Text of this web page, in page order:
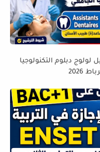
2025-2026 التسجيل لولوج دبلوم التكنولوجيا